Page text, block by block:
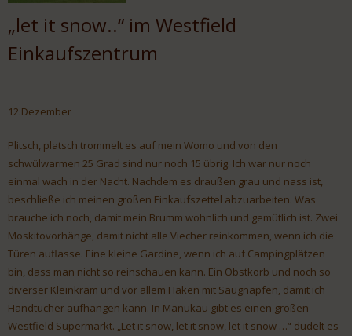
„let it snow..“ im Westfield
Einkaufszentrum
12.Dezember
Plitsch, platsch trommelt es auf mein Womo und von den
schwülwarmen 25 Grad sind nur noch 15 übrig. Ich war nur noch
einmal wach in der Nacht. Nachdem es draußen grau und nass ist,
beschließe ich meinen großen Einkaufszettel abzuarbeiten. Was
brauche ich noch, damit mein Brumm wohnlich und gemütlich ist. Zwei
Moskitovorhänge, damit nicht alle Viecher reinkommen, wenn ich die
Türen auflasse. Eine kleine Gardine, wenn ich auf Campingplätzen
bin, dass man nicht so reinschauen kann. Ein Obstkorb und noch so
diverser Kleinkram und vor allem Haken mit Saugnäpfen, damit ich
Handtücher aufhängen kann. In Manukau gibt es einen großen
Westfield Supermarkt. „Let it snow, let it snow, let it snow …“ dudelt es